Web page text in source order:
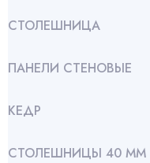
СТОЛЕШНИЦА
ПАНЕЛИ СТЕНОВЫЕ
КЕДР
СТОЛЕШНИЦЫ 40 ММ